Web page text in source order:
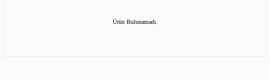
Ürün Bulunamadı.